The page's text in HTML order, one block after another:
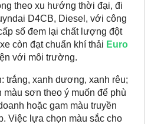
theo xu hướng thời đại, đi
D4CB, Diesel, với công
số đem lại chất lượng đột
còn đạt chuẩn khí thải Euro
với môi trường.
trắng, xanh dương, xanh rêu;
màu sơn theo ý muốn để phù
hoặc gam màu truyền
Việc lựa chọn màu sắc cho